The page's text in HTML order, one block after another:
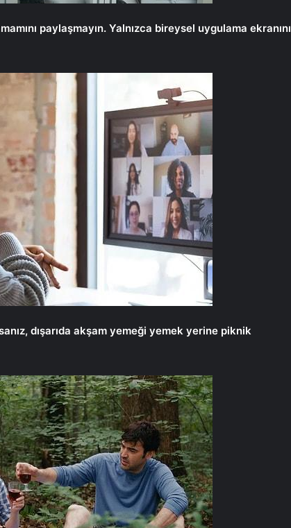
paylaşmayın. Yalnızca bireysel uygulama ekranını
dışarıda akşam yemeği yemek yerine piknik